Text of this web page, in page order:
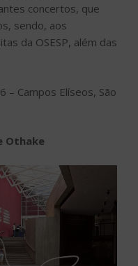
concertos, que
sendo, aos
da OSESP, além das
– Campos Elíseos, São
Othake